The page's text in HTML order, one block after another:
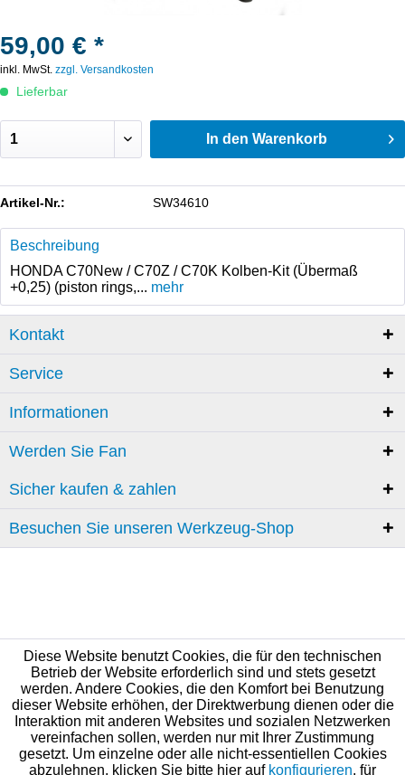
59,00 € *
inkl. MwSt. zzgl. Versandkosten
Lieferbar
In den Warenkorb
Artikel-Nr.: SW34610
Beschreibung
HONDA C70New / C70Z / C70K Kolben-Kit (Übermaß
+0,25) (piston rings,... mehr
Kontakt
Service
Informationen
Werden Sie Fan
Sicher kaufen & zahlen
Besuchen Sie unseren Werkzeug-Shop
Diese Website benutzt Cookies, die für den technischen
Betrieb der Website erforderlich sind und stets gesetzt
werden. Andere Cookies, die den Komfort bei Benutzung
dieser Website erhöhen, der Direktwerbung dienen oder die
Interaktion mit anderen Websites und sozialen Netzwerken
vereinfachen sollen, werden nur mit Ihrer Zustimmung
gesetzt. Um einzelne oder alle nicht-essentiellen Cookies
abzulehnen, klicken Sie bitte hier auf konfigurieren, für